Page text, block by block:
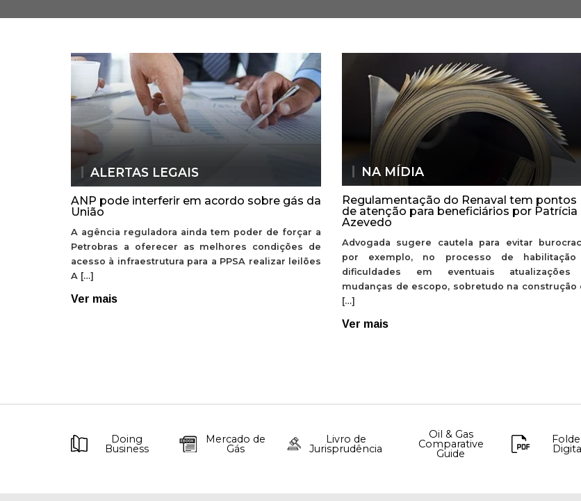
ALERTAS LEGAIS
ANP pode interferir em acordo sobre gás da
União
A agência reguladora ainda tem poder de forçar a
Petrobras a oferecer as melhores condições de
acesso à infraestrutura para a PPSA realizar leilões
A […]
Ver mais
NA MÍDIA
Regulamentação do Renaval tem pontos
de atenção para beneficiários por Patrícia
Azevedo
Advogada sugere cautela para evitar
por exemplo, no processo de
dificuldades em eventuais
mudanças de escopo, sobretudo na construção
[…]
Ver mais
Doing
Business
Mercado de
Gás
Livro de
Jurisprudência
Oil & Gas
Comparative
Guide